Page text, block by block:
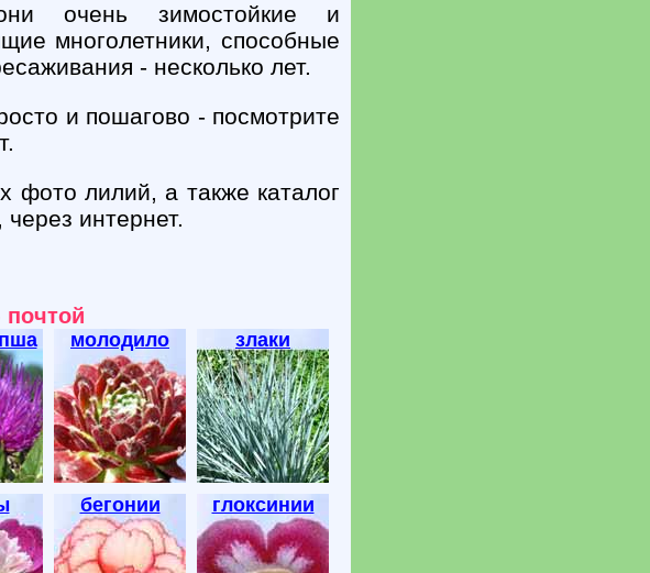
очень зимостойкие и
многолетники, способные
- несколько лет.
и пошагово - посмотрите
фото лилий, а также каталог
, через интернет.
молодило злаки
бегонии глоксинии